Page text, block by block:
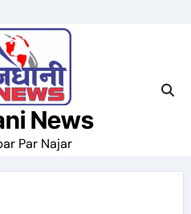
News
Par Najar